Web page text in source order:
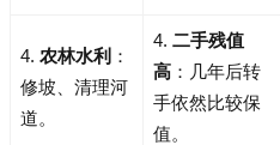
4. 农林水利 ：
修坡、清理河
道。
4. 二手残值
高 ：几年后转
手依然比较保
值。